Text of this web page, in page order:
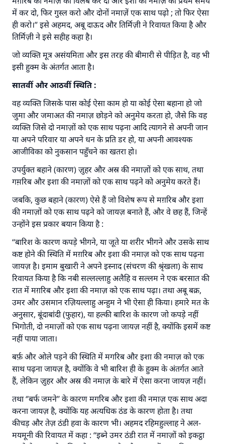
में कर दो, फिर गुस्ल करो और दोनों नमाज़ें एक साथ पढ़ो ; तो फिर ऐसा
ही करो।” इसे अहमद, अबू दाऊद और तिर्मिज़ी ने रिवायत किया है और
तिर्मिज़ी ने इसे सहीह कहा है।
जो व्यक्ति मूत्र असंयमिता और इस तरह की बीमारी से पीड़ित है, वह भी
इसी हुक्म के अंतर्गत आता है।
सातवींऔरआठवींस्थिति:
वह व्यक्ति जिसके पास कोई ऐसा काम हो या कोई ऐसा बहाना हो जो
जुमा और जमाअत की नमाज़ छोड़ने को अनुमेय करता हो, जैसे कि वह
व्यक्ति जिसे दो नमाज़ों को एक साथ पढ़ना आदि त्यागने से अपनी जान
या अपने परिवार या अपने धन के प्रति डर हो, या अपनी आवश्यक
आजीविका को नुकसान पहुँचने का खतरा हो।
उपर्युक्त बहाने (कारण) ज़ुहर और अस्र की नमाज़ों को एक साथ, तथा
गम़रिब और इशा की नमाज़ों को एक साथ पढ़ने को अनुमेय करते हैं।
जबकि, कुछ बहाने (कारण) ऐसे हैं जो विशेष रूप से मग़रिब और इशा
की नमाज़ों को एक साथ पढ़ने को जायज़ बनाते हैं, और वे छह हैं, जिन्हें
उन्होंने इस प्रकार बयान किया है :
“बारिश के कारण कपड़े भीगने, या जूते या शरीर भीगने और उसके साथ
कष्ट होने की स्थिति में मग़रिब और इशा की नमाज़ को एक साथ पढ़ना
जायज़ है। इमाम बुखारी ने अपने इस्नाद (संचरण की श्रृंखला) के साथ
रिवायत किया है कि नबी सल्लल्लाहु अलैहि व सल्लम ने एक बरसात की
रात में मग़रिब और इशा की नमाज़ को एक साथ पढ़ा। तथा अबू बक्र,
उमर और उसमान रज़ियल्लाहु अन्हुम ने भी ऐसा ही किया। हमारे मत के
अनुसार, बूंदाबांदी (फुहार), या हल्की बारिश के कारण जो कपड़े नहीं
भिगोती, दो नमाज़ों को एक साथ पढ़ना जायज़ नहीं है, क्योंकि इसमें कष्ट
नहीं पाया जाता।
बर्फ़ और ओले पड़ने की स्थिति में मगरिब और इशा की नमाज़ को एक
साथ पढ़ना जायज़ है, क्योंकि वे भी बारिश ही के हुक्म के अंतर्गत आते
हैं, लेकिन ज़ुहर और अस्र की नमाज़ के बारे में ऐसा करना जायज़ नहीं।
तथा ‘’बर्फ जमने’’ के कारण मगरिब और इशा की नमाज़ एक साथ अदा
करना जायज़ है, क्योंकि यह अत्यधिक ठंड के कारण होता है। तथा
कीचड़ और तेज़ ठंडी हवा के कारण भी। अहमद रहिमहुल्लाह ने अल-
मयमूनी की रिवायत में कहा : ‘‘इब्ने उमर ठंडी रात में नमाज़ों को इकट्ठा
उत्तर संख्या 110845 ने एक शादी बचाई।.
उम्मत के प्रश्नों का उत्तर देने में हमारी सहायता करें
'जो व्यक्ति भलाई का मार्ग दर्शाए, उसके लिए उस भलाई के
करने वाले के समान प्रतिफल है।''
(मुस्लिम : 1893).
योगदान करें